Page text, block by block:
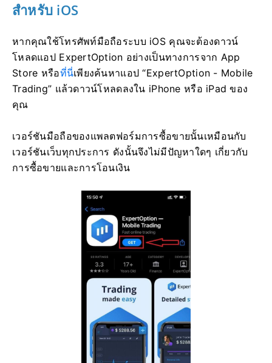
สำหรับ iOS
หากคุณใช้โทรศัพท์มือถือระบบ iOS คุณจะต้องดาวน์
โหลดแอป ExpertOption อย่างเป็นทางการจาก App
Store หรือที่นี่เพียงค้นหาแอป “ExpertOption - Mobile
Trading” แล้วดาวน์โหลดลงใน iPhone หรือ iPad ของ
คุณ
เวอร์ชันมือถือของแพลตฟอร์มการซื้อขายนั้นเหมือนกับ
เวอร์ชันเว็บทุกประการ ดังนั้นจึงไม่มีปัญหาใดๆ เกี่ยวกับ
การซื้อขายและการโอนเงิน